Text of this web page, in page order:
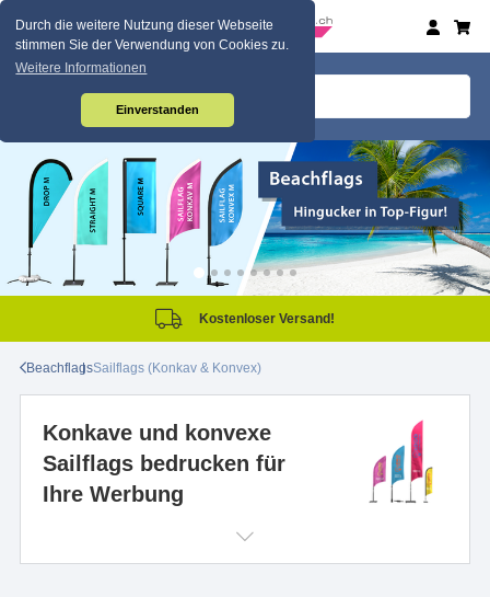
Durch die weitere Nutzung dieser Webseite
stimmen Sie der Verwendung von Cookies zu.
Weitere Informationen
Einverstanden
Kostenloser Versand!
BeachflagsSailflags (Konkav & Konvex)
Konkave und konvexe
Sailflags bedrucken für
Ihre Werbung